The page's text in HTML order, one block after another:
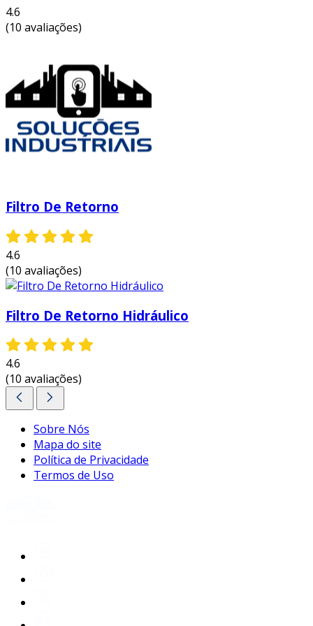
4.6
(10 avaliações)
Filtro De Retorno
4.6
(10 avaliações)
Filtro De Retorno Hidráulico
4.6
(10 avaliações)
Sobre Nós
Mapa do site
Política de Privacidade
Termos de Uso